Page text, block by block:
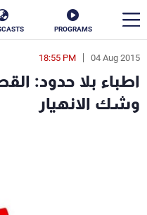
PROGRAMS
04 Aug 2015
18:55 PM
اطباء بلا حدود:
وشك الانهيار
en
الأخبار